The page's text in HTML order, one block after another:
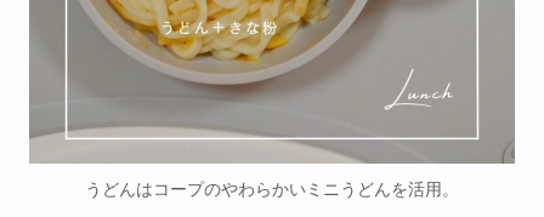
うどんはコープのやわらかいミニうどんを活用。